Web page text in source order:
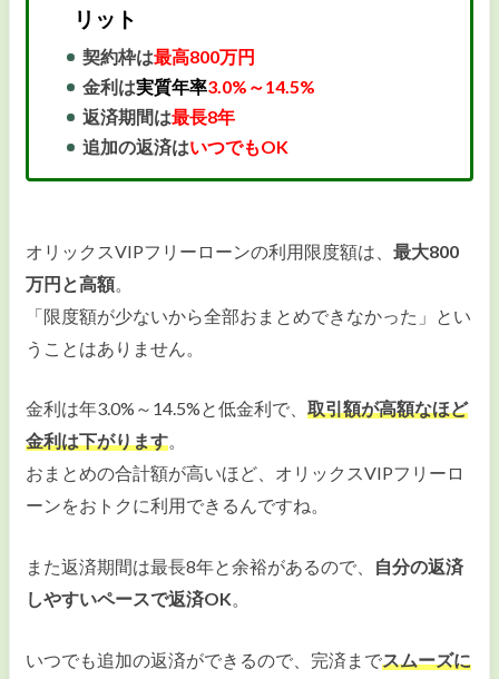
リット
契約枠は最高800万円
金利は実質年率3.0%～14.5%
返済期間は最長8年
追加の返済はいつでもOK
オリックスVIPフリーローンの利用限度額は、最大800
万円と高額。
「限度額が少ないから全部おまとめできなかった」とい
うことはありません。
金利は年3.0%～14.5%と低金利で、取引額が高額なほど
金利は下がります。
おまとめの合計額が高いほど、オリックスVIPフリーロ
ーンをおトクに利用できるんですね。
また返済期間は最長8年と余裕があるので、 自分の返済
しやすいペースで返済OK。
いつでも追加の返済ができるので、完済までスムーズに